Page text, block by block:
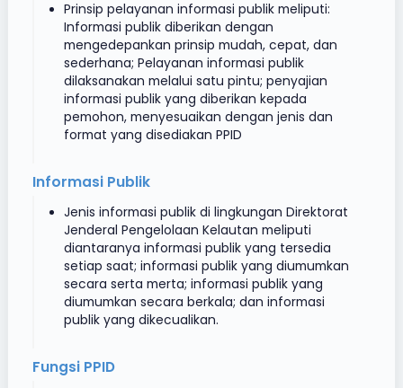
Prinsip pelayanan informasi publik meliputi:
Informasi publik diberikan dengan
mengedepankan prinsip mudah, cepat, dan
sederhana; Pelayanan informasi publik
dilaksanakan melalui satu pintu; penyajian
informasi publik yang diberikan kepada
pemohon, menyesuaikan dengan jenis dan
format yang disediakan PPID
Informasi Publik
Jenis informasi publik di lingkungan Direktorat
Jenderal Pengelolaan Kelautan meliputi
diantaranya informasi publik yang tersedia
setiap saat; informasi publik yang diumumkan
secara serta merta; informasi publik yang
diumumkan secara berkala; dan informasi
publik yang dikecualikan.
Fungsi PPID